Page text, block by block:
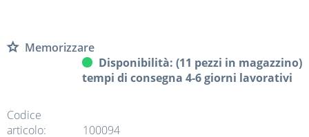
Memorizzare
Disponibilità: (11 pezzi in magazzino)
tempi di consegna 4-6 giorni lavorativi
Codice
articolo:
100094